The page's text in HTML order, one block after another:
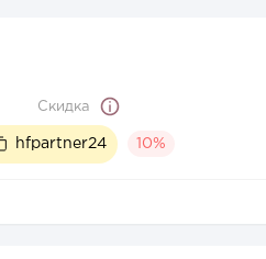
Скидка
hfpartner24 10%